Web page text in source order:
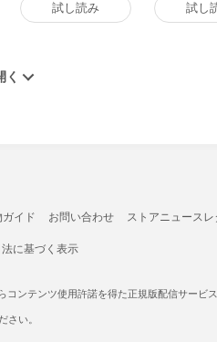
試し読み
試し
ガイド お問い合わせ ストアニュースレ
に基づく表示
ンテンツ使用許諾を得た正規版配信サービ
さい。